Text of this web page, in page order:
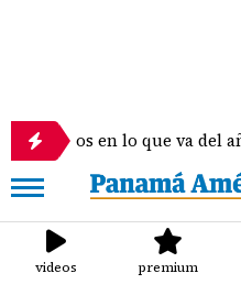
en lo que va del año
videos premium